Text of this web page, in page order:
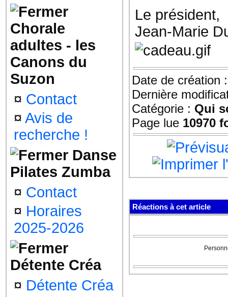
Chorale
adultes - les
Canons du
Suzon
¤ Contact
¤ Avis de
recherche !
Danse
Pilates Zumba
¤ Contact
¤ Horaires
2025-2026
Détente Créa
¤ Détente Créa
Le président,
Jean-Marie
Date de création
Dernière
Catégorie : Qui
Page lue 10970
Réactions à cet article